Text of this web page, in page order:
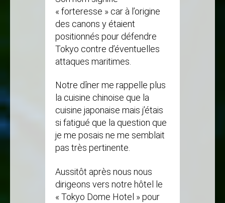
« forteresse » car à l’origine
des canons y étaient
positionnés pour défendre
Tokyo contre d’éventuelles
attaques maritimes.
Notre dîner me rappelle plus
la cuisine chinoise que la
cuisine japonaise mais j’étais
si fatigué que la question que
je me posais ne me semblait
pas très pertinente.
Aussitôt après nous nous
dirigeons vers notre hôtel le
« Tokyo Dome Hotel » pour